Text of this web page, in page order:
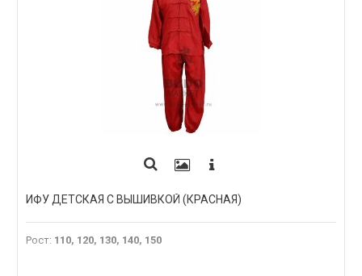
ИФУ ДЕТСКАЯ С ВЫШИВКОЙ (КРАСНАЯ)
Рост: 110, 120, 130, 140, 150